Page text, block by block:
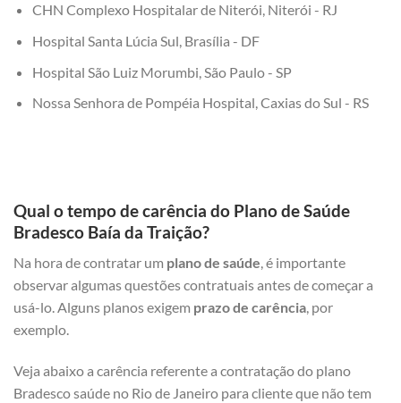
CHN Complexo Hospitalar de Niterói, Niterói - RJ
Hospital Santa Lúcia Sul, Brasília - DF
Hospital São Luiz Morumbi, São Paulo - SP
Nossa Senhora de Pompéia Hospital, Caxias do Sul - RS
Qual o tempo de carência do Plano de Saúde
Bradesco Baía da Traição?
Na hora de contratar um plano de saúde, é importante
observar algumas questões contratuais antes de começar a
usá-lo. Alguns planos exigem prazo de carência, por
exemplo.
Veja abaixo a carência referente a contratação do plano
Bradesco saúde no Rio de Janeiro para cliente que não tem